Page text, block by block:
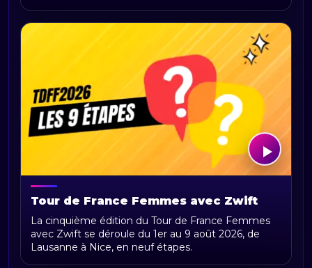
Tour de France Femmes avec Zwift
2026 : parcours, étapes, calendrier et
actualités
La cinquième édition du Tour de France Femmes
avec Zwift se déroule du 1er au 9 août 2026, de
Lausanne à Nice, en neuf étapes.